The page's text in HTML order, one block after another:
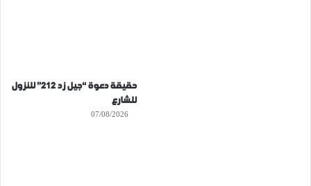
حقيقة دعوة “جيل زد 212” للنزول
للشارع
07/08/2026